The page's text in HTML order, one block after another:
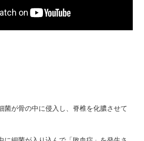
菌が骨の中に侵入し、脊椎を化膿させて